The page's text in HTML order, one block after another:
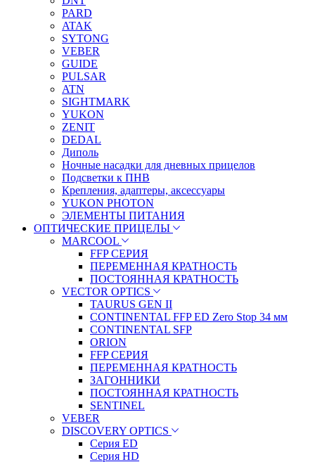
PARD
ATAK
SYTONG
VEBER
GUIDE
PULSAR
ATN
SIGHTMARK
YUKON
ZENIT
DEDAL
Диполь
Ночные насадки для дневных прицелов
Подсветки к ПНВ
Крепления, адаптеры, аксессуары
YUKON PHOTON
ЭЛЕМЕНТЫ ПИТАНИЯ
ОПТИЧЕСКИЕ ПРИЦЕЛЫ
MARCOOL
FFP СЕРИЯ
ПЕРЕМЕННАЯ КРАТНОСТЬ
ПОСТОЯННАЯ КРАТНОСТЬ
VECTOR OPTICS
TAURUS GEN II
CONTINENTAL FFP ED Zero Stop 34 мм
CONTINENTAL SFP
ORION
FFP СЕРИЯ
ПЕРЕМЕННАЯ КРАТНОСТЬ
ЗАГОННИКИ
ПОСТОЯННАЯ КРАТНОСТЬ
SENTINEL
VEBER
DISCOVERY OPTICS
Серия ED
Серия HD